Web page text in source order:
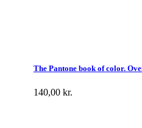
The Pantone book of color.
140,00 kr.